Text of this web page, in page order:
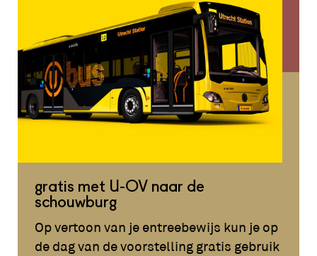
gratis met U-OV naar de
schouwburg
Op vertoon van je entreebewijs kun je op
de dag van de voorstelling gratis gebruik